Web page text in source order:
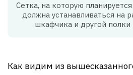
Сетка, на которую
должна устанавливаться на
шкафчика и другой
Как видим из